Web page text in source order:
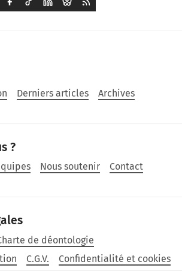
Derniers articles
Archives
?
Nous soutenir
Contact
de déontologie
C.G.V. Confidentialité et cookies